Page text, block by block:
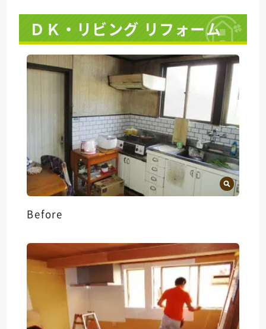
ＤＫ・リビング リフォーム
Before